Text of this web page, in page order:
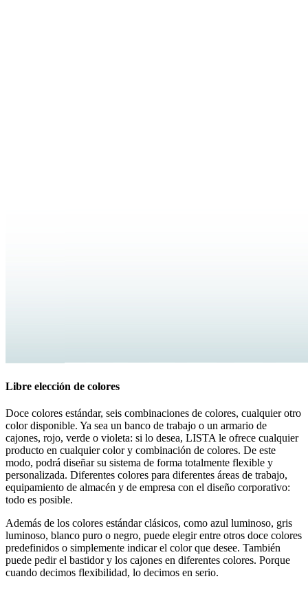
Libre elección de colores
Doce colores estándar, seis combinaciones de colores, cualquier otro
color disponible. Ya sea un banco de trabajo o un armario de
cajones, rojo, verde o violeta: si lo desea, LISTA le ofrece cualquier
producto en cualquier color y combinación de colores. De este
modo, podrá diseñar su sistema de forma totalmente flexible y
personalizada. Diferentes colores para diferentes áreas de trabajo,
equipamiento de almacén y de empresa con el diseño corporativo:
todo es posible.
Además de los colores estándar clásicos, como azul luminoso, gris
luminoso, blanco puro o negro, puede elegir entre otros doce colores
predefinidos o simplemente indicar el color que desee. También
puede pedir el bastidor y los cajones en diferentes colores. Porque
cuando decimos flexibilidad, lo decimos en serio.